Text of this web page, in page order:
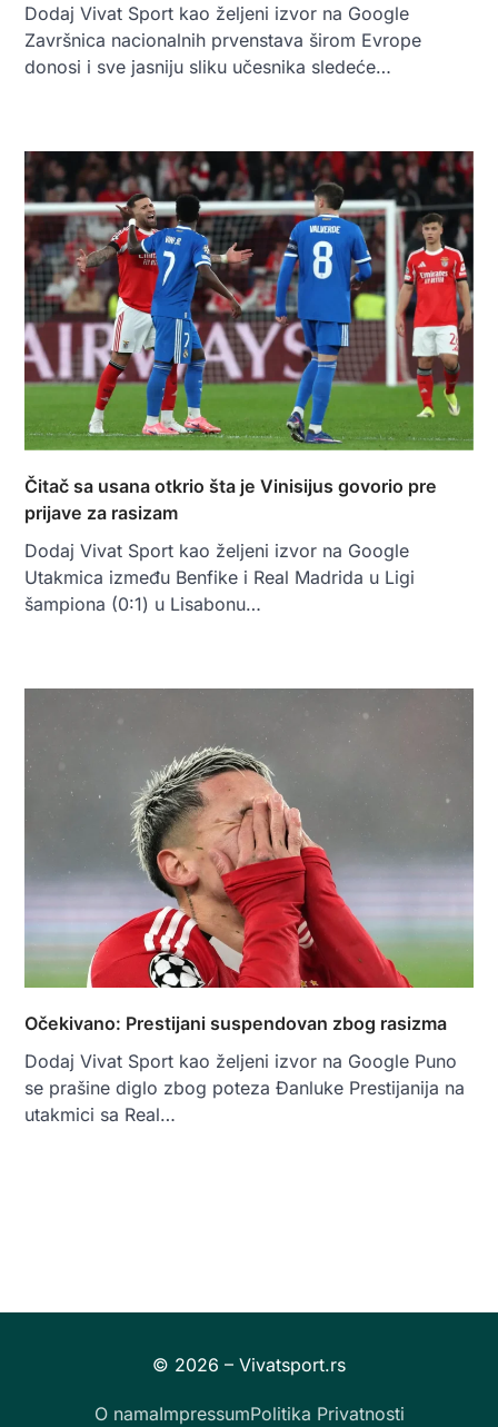
Dodaj Vivat Sport kao željeni izvor na Google
Završnica nacionalnih prvenstava širom Evrope
donosi i sve jasniju sliku učesnika sledeće…
Čitač sa usana otkrio šta je Vinisijus govorio pre
prijave za rasizam
Dodaj Vivat Sport kao željeni izvor na Google
Utakmica između Benfike i Real Madrida u Ligi
šampiona (0:1) u Lisabonu…
Očekivano: Prestijani suspendovan zbog rasizma
Dodaj Vivat Sport kao željeni izvor na Google Puno
se prašine diglo zbog poteza Đanluke Prestijanija na
utakmici sa Real…
O namaImpressumPolitika Privatnosti